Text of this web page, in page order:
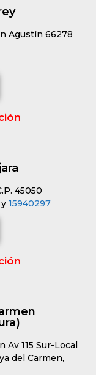
Agustín 66278
45050
y 15940297
115 Sur-Local
del Carmen,